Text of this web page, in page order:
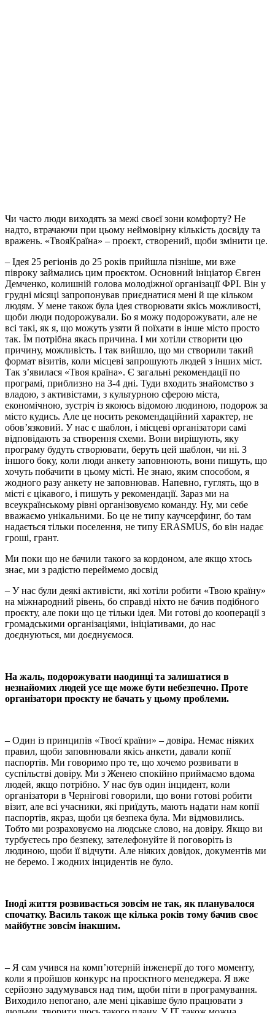
Чи часто люди виходять за межі своєї зони комфорту? Не
надто, втрачаючи при цьому неймовірну кількість досвіду та
вражень. «ТвояКраїна» – проєкт, створений, щоби змінити це.
– Ідея 25 регіонів до 25 років прийшла пізніше, ми вже
півроку займались цим проєктом. Основний ініціатор Євген
Демченко, колишній голова молодіжної організації ФРІ. Він у
грудні місяці запропонував приєднатися мені й ще кільком
людям. У мене також була ідея створювати якісь можливості,
щоби люди подорожували. Бо я можу подорожувати, але не
всі такі, як я, що можуть узяти й поїхати в інше місто просто
так. Їм потрібна якась причина. І ми хотіли створити цю
причину, можливість. І так вийшло, що ми створили такий
формат візитів, коли місцеві запрошують людей з інших міст.
Так з’явилася «Твоя країна». Є загальні рекомендації по
програмі, приблизно на 3-4 дні. Туди входить знайомство з
владою, з активістами, з культурною сферою міста,
економічною, зустріч із якоюсь відомою людиною, подорож за
місто кудись. Але це носить рекомендаційний характер, не
обов’язковий. У нас є шаблон, і місцеві організатори самі
відповідають за створення схеми. Вони вирішують, яку
програму будуть створювати, беруть цей шаблон, чи ні. З
іншого боку, коли люди анкету заповнюють, вони пишуть, що
хочуть побачити в цьому місті. Не знаю, яким способом, я
жодного разу анкету не заповнював. Напевно, гуглять, що в
місті є цікавого, і пишуть у рекомендації. Зараз ми на
всеукраїнському рівні організовуємо команду. Ну, ми себе
вважаємо унікальними. Бо це не типу каучсерфинг, бо там
надається тільки поселення, не типу ERASMUS, бо він надає
гроші, грант.
Ми поки що не бачили такого за кордоном, але якщо хтось
знає, ми з радістю переймемо досвід
– У нас були деякі активісти, які хотіли робити «Твою країну»
на міжнародний рівень, бо справді ніхто не бачив подібного
проєкту, але поки що це тільки ідея. Ми готові до кооперації з
громадськими організаціями, ініціативами, до нас
доєднуються, ми доєднуємося.
На жаль, подорожувати наодинці та залишатися в
незнайомих людей усе ще може бути небезпечно. Проте
організатори проєкту не бачать у цьому проблеми.
– Один із принципів «Твоєї країни» – довіра. Немає ніяких
правил, щоби заповнювали якісь анкети, давали копії
паспортів. Ми говоримо про те, що хочемо розвивати в
суспільстві довіру. Ми з Женею спокійно приймаємо вдома
людей, якщо потрібно. У нас був один інцидент, коли
організатори в Чернігові говорили, що вони готові робити
візит, але всі учасники, які приїдуть, мають надати нам копії
паспортів, якраз, щоби ця безпека була. Ми відмовились.
Тобто ми розраховуємо на людське слово, на довіру. Якщо ви
турбуєтесь про безпеку, зателефонуйте й поговоріть із
людиною, щоби її відчути. Але ніяких довідок, документів ми
не беремо. І жодних інцидентів не було.
Іноді життя розвивається зовсім не так, як планувалося
спочатку. Василь також ще кілька років тому бачив своє
майбутнє зовсім інакшим.
– Я сам учився на комп’ютерній інженерії до того моменту,
коли я пройшов конкурс на проєктного менеджера. Я вже
серйозно задумувався над тим, щоби піти в програмування.
Виходило непогано, але мені цікавіше було працювати з